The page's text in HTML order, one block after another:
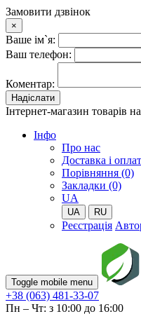
Замовити дзвінок
×
Ваше ім`я:
Ваш телефон:
Коментар:
Надіслати
Інтернет-магазин товарів
Iнфо
Про нас
Доставка і
Порівняння (0)
Закладки (0)
UA
UA RU
Реєстрація
Toggle mobile menu
+38 (063) 481-33-07
Пн – Чт: з 10:00 до 16:00